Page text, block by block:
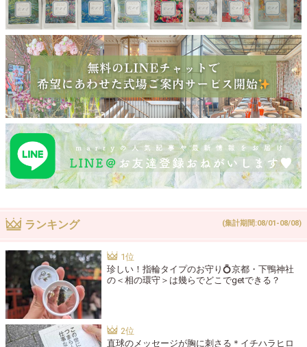
ランキング (集計期間:08/01-08/08)
珍しい！指輪タイプのお守り💍京都・下鴨神社
の＜相の環守＞は幾らでどこでgetできる？
直球のメッセージが胸に刺さる＊イチハラヒロ